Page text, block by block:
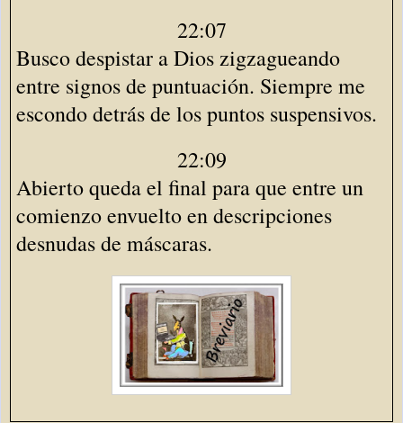
22:07
Busco despistar a Dios zigzagueando
entre signos de puntuación. Siempre me
escondo detrás de los puntos suspensivos.
22:09
Abierto queda el final para que entre un
comienzo envuelto en descripciones
desnudas de máscaras.